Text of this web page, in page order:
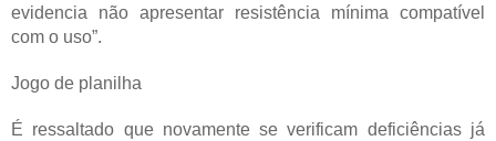
evidencia não apresentar resistência mínima compatível
com o uso”.
Jogo de planilha
É ressaltado que novamente se verificam deficiências já